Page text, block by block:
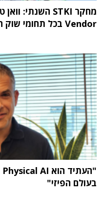
Vendor בכל תחומי שוק ה-IT
בעולם הפיזי"